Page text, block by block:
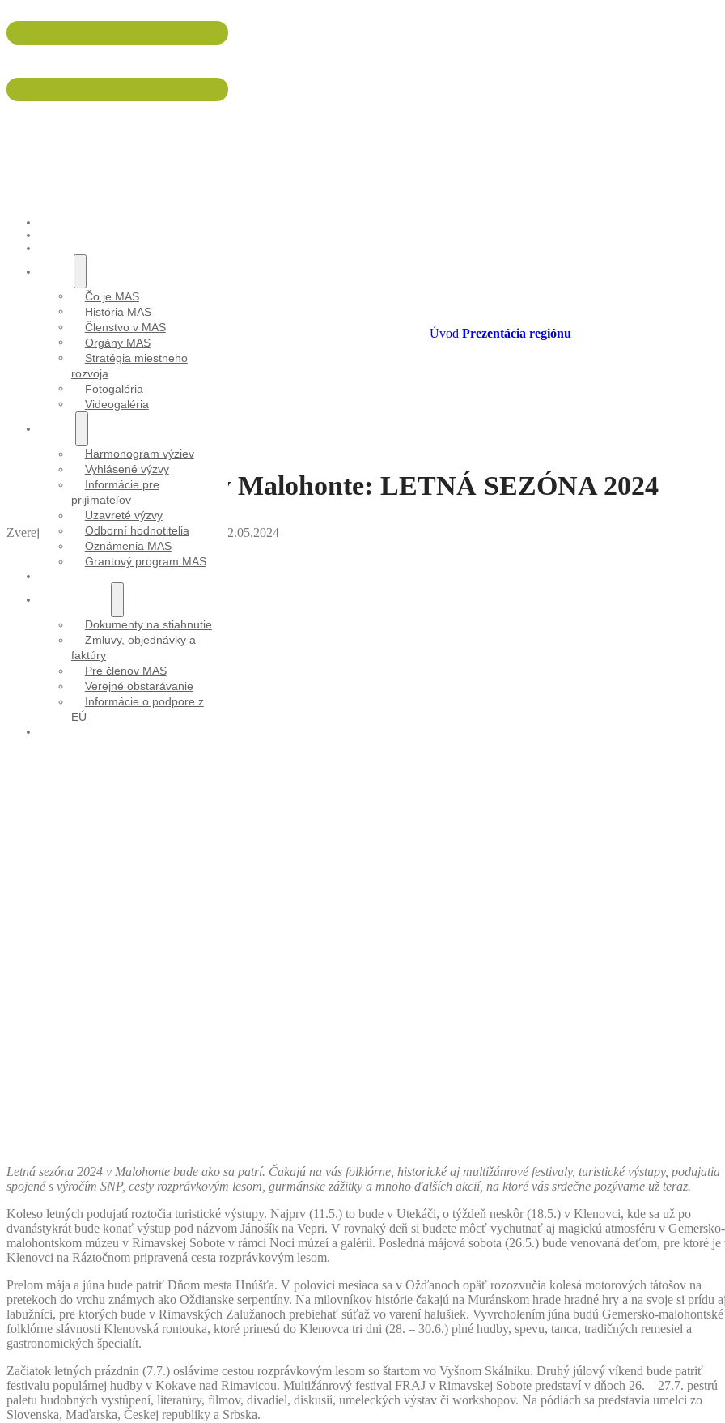
Čo je MAS
História MAS
Členstvo v MAS
Orgány MAS
Stratégia miestneho
rozvoja
Fotogaléria
Videogaléria
Harmonogram výziev
Vyhlásené výzvy
Informácie pre
prijímateľov
Uzavreté výzvy
Odborní hodnotitelia
Oznámenia MAS
Grantový program MAS
Dokumenty na stiahnutie
Zmluvy, objednávky a
faktúry
Pre členov MAS
Verejné obstarávanie
Informácie o podpore z
EÚ
Aktuality
Úvod /Prezentácia regiónu
Podujatia v Malohonte: LETNÁ SEZÓNA 2024
Zverejnila Veronika Chudicová｜Dátum: 02.05.2024
Letná sezóna 2024 v Malohonte bude ako sa patrí. Čakajú na vás folklórne, historické aj multižánrové festivaly, turistické výstupy, podujatia
spojené s výročím SNP, cesty rozprávkovým lesom, gurmánske zážitky a mnoho ďalších akcií, na ktoré vás srdečne pozývame už teraz.
Koleso letných podujatí roztočia turistické výstupy. Najprv (11.5.) to bude v Utekáči, o týždeň neskôr (18.5.) v Klenovci, kde sa už po
dvanástykrát bude konať výstup pod názvom Jánošík na Vepri. V rovnaký deň si budete môcť vychutnať aj magickú atmosféru v Gemersko-
malohontskom múzeu v Rimavskej Sobote v rámci Noci múzeí a galérií. Posledná májová sobota (26.5.) bude venovaná deťom, pre ktoré je
Klenovci na Ráztočnom pripravená cesta rozprávkovým lesom.
Prelom mája a júna bude patriť Dňom mesta Hnúšťa. V polovici mesiaca sa v Ožďanoch opäť rozozvučia kolesá motorových tátošov na
pretekoch do vrchu známych ako Oždianske serpentíny. Na milovníkov histórie čakajú na Muránskom hrade hradné hry a na svoje si prídu
labužníci, pre ktorých bude v Rimavských Zalužanoch prebiehať súťaž vo varení halušiek. Vyvrcholením júna budú Gemersko-malohontské
folklórne slávnosti Klenovská rontouka, ktoré prinesú do Klenovca tri dni (28. – 30.6.) plné hudby, spevu, tanca, tradičných remesiel a
gastronomických špecialít.
Začiatok letných prázdnin (7.7.) oslávime cestou rozprávkovým lesom so štartom vo Vyšnom Skálniku. Druhý júlový víkend bude patriť
festivalu populárnej hudby v Kokave nad Rimavicou. Multižánrový festival FRAJ v Rimavskej Sobote predstaví v dňoch 26. – 27.7. pestrú
paletu hudobných vystúpení, literatúry, filmov, divadiel, diskusií, umeleckých výstav či workshopov. Na pódiách sa predstavia umelci zo
Slovenska, Maďarska, Českej republiky a Srbska.